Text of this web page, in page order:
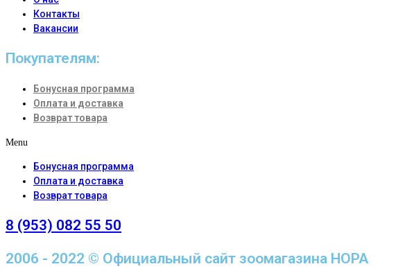
Контакты
Вакансии
Покупателям:
Бонусная программа
Оплата и доставка
Возврат товара
Menu
Бонусная программа
Оплата и доставка
Возврат товара
8 (953) 082 55 50
2006 - 2022 © Официальный сайт зоомагазина НОРА